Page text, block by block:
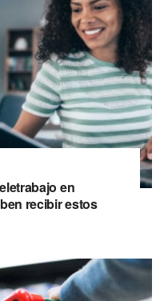
en
recibir estos